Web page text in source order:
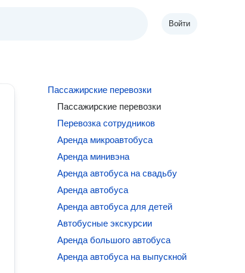
Войти
Пассажирские перевозки
Пассажирские перевозки
Перевозка сотрудников
Аренда микроавтобуса
Аренда минивэна
Аренда автобуса на свадьбу
Аренда автобуса
Аренда автобуса для детей
Автобусные экскурсии
Аренда большого автобуса
Аренда автобуса на выпускной